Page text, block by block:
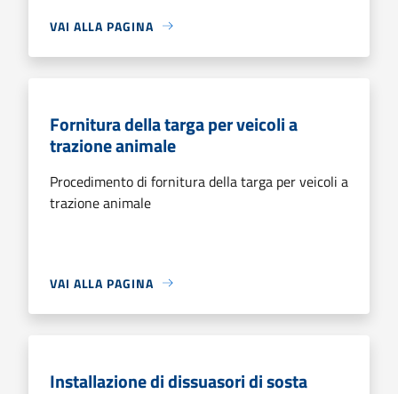
VAI ALLA PAGINA
Fornitura della targa per veicoli a
trazione animale
Procedimento di fornitura della targa per veicoli a
trazione animale
VAI ALLA PAGINA
Installazione di dissuasori di sosta